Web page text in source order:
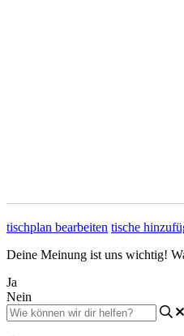
tischplan bearbeiten tische
Deine Meinung ist uns wichtig!
Ja
Nein